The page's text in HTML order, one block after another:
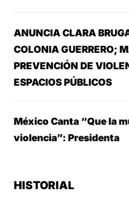
ANUNCIA CLARA
COLONIA GUERRERO;
PREVENCIÓN DE
ESPACIOS PÚBLICOS
México Canta “Que la
violencia”: Presidenta
HISTORIAL